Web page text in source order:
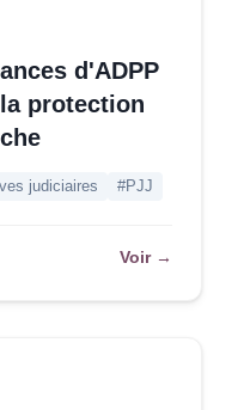
d'ADPP
protection
judiciaires #PJJ
Voir →